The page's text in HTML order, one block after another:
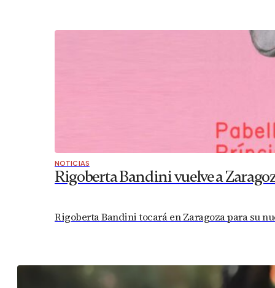
NOTICIAS
Rigoberta Bandini vuelve a
Rigoberta Bandini tocará en Zaragoza para su